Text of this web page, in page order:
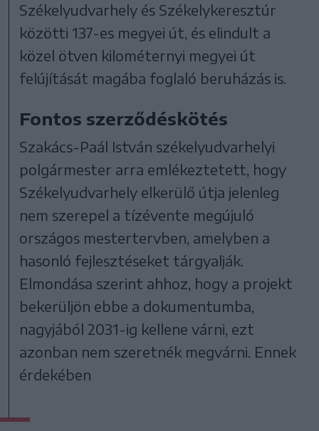
Székelyudvarhely és Székelykeresztúr
közötti 137-es megyei út, és elindult a
közel ötven kilométernyi megyei út
felújítását magába foglaló beruházás is.
Fontos szerződéskötés
Szakács-Paál István székelyudvarhelyi
polgármester arra emlékeztetett, hogy
Székelyudvarhely elkerülő útja jelenleg
nem szerepel a tízévente megújuló
országos mestertervben, amelyben a
hasonló fejlesztéseket tárgyalják.
Elmondása szerint ahhoz, hogy a projekt
bekerüljön ebbe a dokumentumba,
nagyjából 2031-ig kellene várni, ezt
azonban nem szeretnék megvárni. Ennek
érdekében